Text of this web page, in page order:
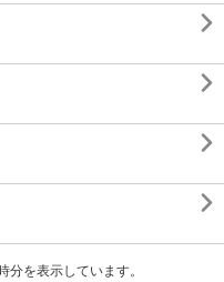




分を表示しています。